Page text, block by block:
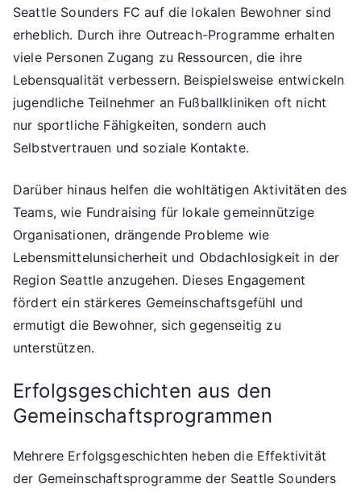
Seattle Sounders FC auf die lokalen Bewohner sind
erheblich. Durch ihre Outreach-Programme erhalten
viele Personen Zugang zu Ressourcen, die ihre
Lebensqualität verbessern. Beispielsweise entwickeln
jugendliche Teilnehmer an Fußballkliniken oft nicht
nur sportliche Fähigkeiten, sondern auch
Selbstvertrauen und soziale Kontakte.
Darüber hinaus helfen die wohltätigen Aktivitäten des
Teams, wie Fundraising für lokale gemeinnützige
Organisationen, drängende Probleme wie
Lebensmittelunsicherheit und Obdachlosigkeit in der
Region Seattle anzugehen. Dieses Engagement
fördert ein stärkeres Gemeinschaftsgefühl und
ermutigt die Bewohner, sich gegenseitig zu
unterstützen.
Erfolgsgeschichten aus den
Gemeinschaftsprogrammen
Mehrere Erfolgsgeschichten heben die Effektivität
der Gemeinschaftsprogramme der Seattle Sounders